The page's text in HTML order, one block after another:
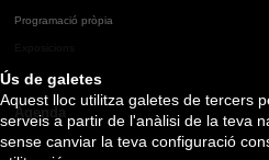
Ús de galetes
Aquest lloc utilitza galetes de tercers
serveis a partir de l'anàlisi de la teva
sense canviar la teva configuració
Programació pròpia
Agenda